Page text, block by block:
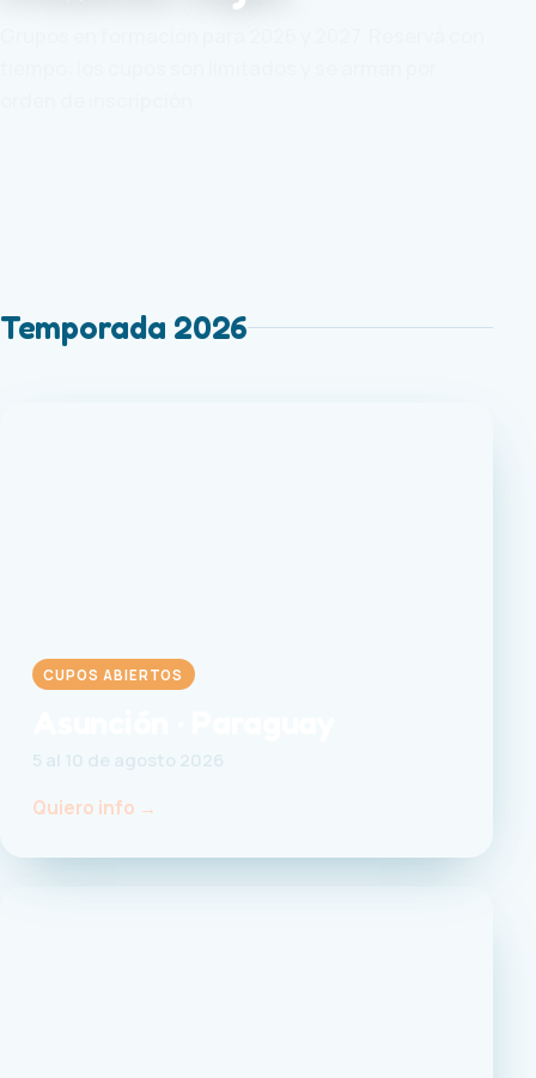
Temporada 2026
CUPOS ABIERTOS
5 al 10 de agosto 2026
Quiero info →